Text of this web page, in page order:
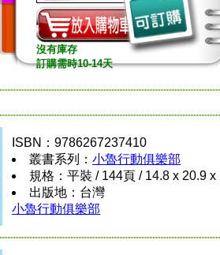
沒有庫存
訂購需時10-14天
ISBN：9786267237410
叢書系列： 小魯行動俱樂部
規格：平裝 / 144頁 / 14.8 x 20.9
出版地：台灣
小魯行動俱樂部